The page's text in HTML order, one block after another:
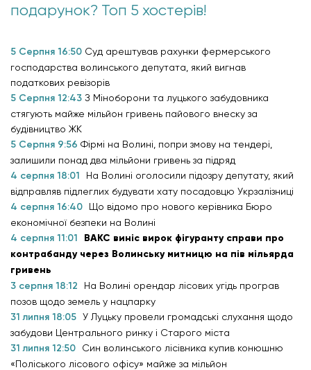
подарунок? Топ 5 хостерів!
5 Серпня 16:50 Суд арештував рахунки фермерського
господарства волинського депутата, який вигнав
податкових ревізорів
5 Серпня 12:43 З Міноборони та луцького забудовника
стягують майже мільйон гривень пайового внеску за
будівництво ЖК
5 Серпня 9:56 Фірмі на Волині, попри змову на тендері,
залишили понад два мільйони гривень за підряд
4 серпня 18:01
На Волині оголосили підозру депутату, який
відправляв підлеглих будувати хату посадовцю Укрзалізниці
4 серпня 16:40
Що відомо про нового керівника Бюро
економічної безпеки на Волині
4 серпня 11:01
ВАКС виніс вирок фігуранту справи про
контрабанду через Волинську митницю на пів мільярда
гривень
3 серпня 18:12
На Волині орендар лісових угідь програв
позов щодо земель у нацпарку
31 липня 18:05 У Луцьку провели громадські слухання щодо
забудови Центрального ринку і Старого міста
31 липня 12:50
Син волинського лісівника купив конюшню
«Поліського лісового офісу» майже за мільйон